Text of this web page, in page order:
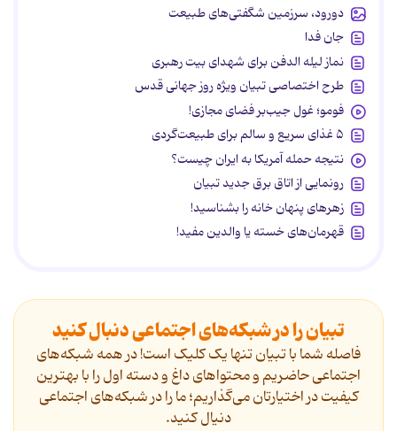
دورود، سرزمین شگفتی‌های طبیعت
جان فدا
نماز لیله الدفن برای شهدای بیت رهبری
طرح اختصاصی تبیان ویژه روز جهانی قدس
فومو؛ غول جیب‌بر فضای مجازی!
۵ غذای سریع و سالم برای طبیعت‌گردی
نتیجه حمله آمریکا به ایران چیست؟
رونمایی از اتاق برق جدید تبیان
زهرهای پنهان خانه را بشناسید!
قهرمان‌های خسته یا والدین مفید!
تبیان را در شبکه‌های اجتماعی دنبال کنید
فاصله شما با تبیان تنها یک کلیک است! در همه شبکه‌های
اجتماعی حاضریم و محتواهای داغ و دسته اول را با بهترین
کیفیت در اختیارتان می‌گذاریم؛ ما را در شبکه‌های اجتماعی
دنیال کنید.